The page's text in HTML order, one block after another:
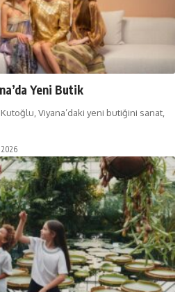
Yeni Butik
Kutoğlu, Viyana’daki yeni butiğini sanat,